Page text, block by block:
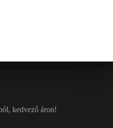
kedvező áron!